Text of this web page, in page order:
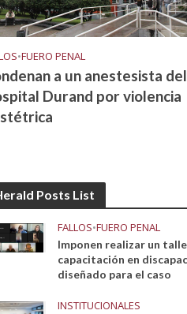
•FUERO PENAL
a un anestesista del
Durand por violencia
Posts List
FALLOS•FUERO PENAL
Imponen realizar un
capacitación en
diseñado para el caso
INSTITUCIONALES